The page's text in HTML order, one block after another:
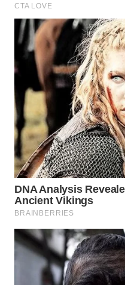
BEKASI
WN
BOGOR
WN
DEPOK
WN
TAPANULI
UTARA
WN
SAMOSIR
WN
PADANG
LAWAS